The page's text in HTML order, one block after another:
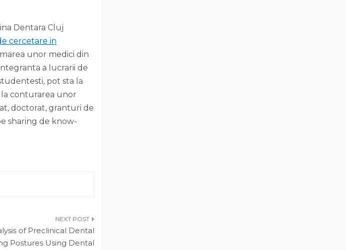
Dentara Cluj
cercetare in
unor medici din
a lucrarii de
pot sta la
conturarea unor
doctorat, granturi de
sharing de know-
of Preclinical Dental
Postures Using Dental